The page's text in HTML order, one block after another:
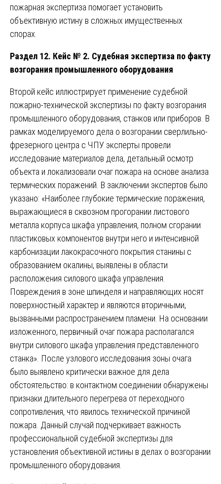
пожарная экспертиза помогает установить
объективную истину в сложных имущественных
спорах.
Раздел 12. Кейс № 2. Судебная экспертиза по факту
возгорания промышленного оборудования
Второй кейс иллюстрирует применение судебной
пожарно-технической экспертизы по факту возгорания
промышленного оборудования, станков или приборов. В
рамках моделируемого дела о возгорании сверлильно-
фрезерного центра с ЧПУ эксперты провели
исследование материалов дела, детальный осмотр
объекта и локализовали очаг пожара на основе анализа
термических поражений. В заключении экспертов было
указано: «Наиболее глубокие термические поражения,
выражающиеся в сквозном прогорании листового
металла корпуса шкафа управления, полном сгорании
пластиковых компонентов внутри него и интенсивной
карбонизации лакокрасочного покрытия станины с
образованием окалины, выявлены в области
расположения силового шкафа управления.
Повреждения в зоне шпинделя и направляющих носят
поверхностный характер и являются вторичными,
вызванными распространением пламени. На основании
изложенного, первичный очаг пожара располагался
внутри силового шкафа управления представленного
станка». После узлового исследования зоны очага
было выявлено критически важное для дела
обстоятельство: в контактном соединении обнаружены
признаки длительного перегрева от переходного
сопротивления, что явилось технической причиной
пожара. Данный случай подчеркивает важность
профессиональной судебной экспертизы для
установления объективной истины в делах о возгорании
промышленного оборудования.